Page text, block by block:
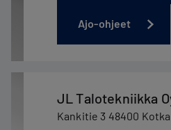
Ajo-ohjeet
JL Talotekniikka
Kankitie 3 48400 Kotka